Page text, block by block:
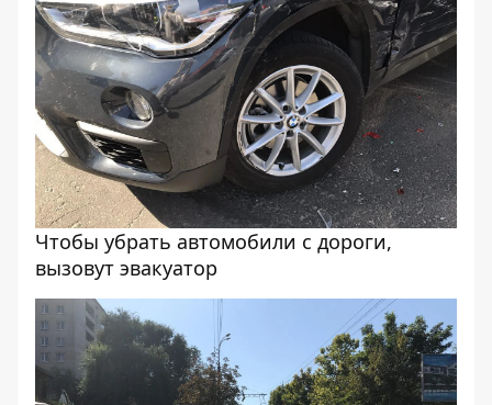
Чтобы убрать автомобили с дороги,
вызовут эвакуатор